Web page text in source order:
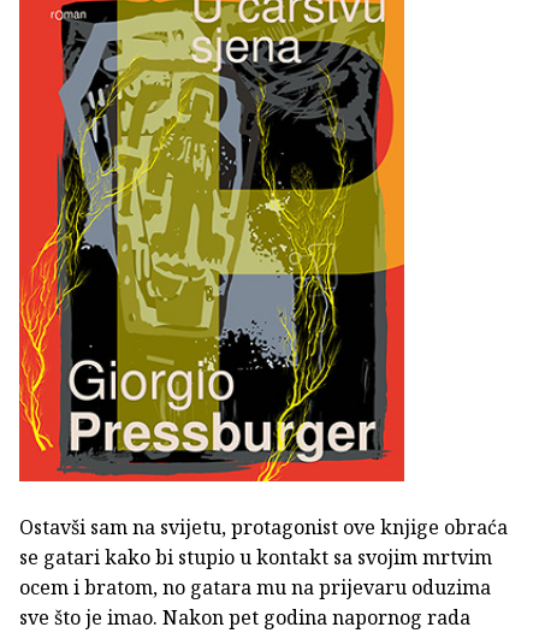
Ostavši sam na svijetu, protagonist ove knjige obraća
se gatari kako bi stupio u kontakt sa svojim mrtvim
ocem i bratom, no gatara mu na prijevaru oduzima
sve što je imao. Nakon pet godina napornog rada